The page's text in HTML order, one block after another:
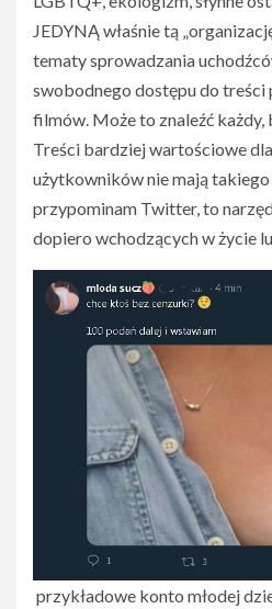
JEDYNĄ właśnie tą
tematy sprowadzania
swobodnego dostępu do treści
filmów. Może to znaleźć każdy,
Treści bardziej wartościowe
użytkowników nie mają
przypominam Twitter, to
dopiero wchodzących w życie
przykładowe konto młodej